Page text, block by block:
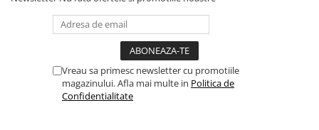
o jucarie educativa si
captivanta, cu impact imediat
Vreau sa primesc newsletter cu promotiile
magazinului. Afla mai multe in Politica de
Confidentialitate